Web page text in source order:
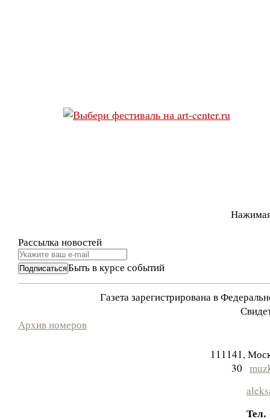
Рассылка новостей
Быть в курсе событий
Газета зарегистрирована в
Архив номеров
111141,
30
Тел.